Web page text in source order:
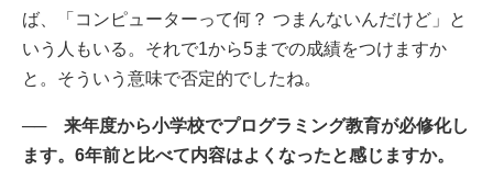
ば、「コンピューターって何？ つまんないんだけど」と
いう人もいる。それで1から5までの成績をつけますか
と。そういう意味で否定的でしたね。
── 来年度から小学校でプログラミング教育が必修化し
ます。6年前と比べて内容はよくなったと感じますか。